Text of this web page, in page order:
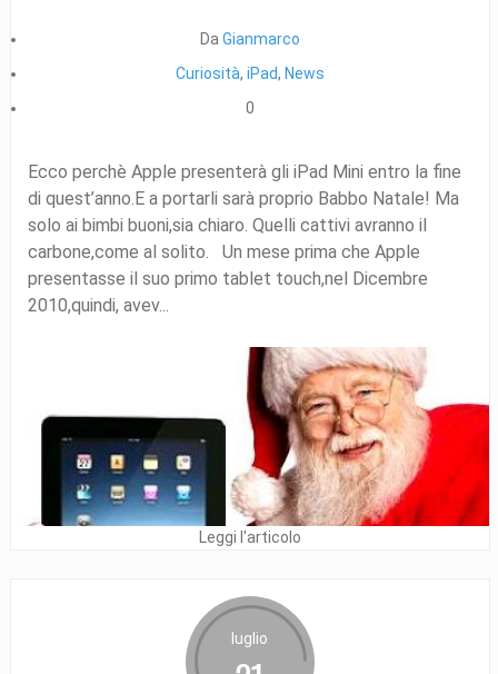
Da Gianmarco
Curiosità, iPad, News
0
Ecco perchè Apple presenterà gli iPad Mini entro la fine
di quest’anno.E a portarli sarà proprio Babbo Natale! Ma
solo ai bimbi buoni,sia chiaro. Quelli cattivi avranno il
carbone,come al solito. Un mese prima che Apple
presentasse il suo primo tablet touch,nel Dicembre
2010,quindi, avev...
Leggi l'articolo
luglio